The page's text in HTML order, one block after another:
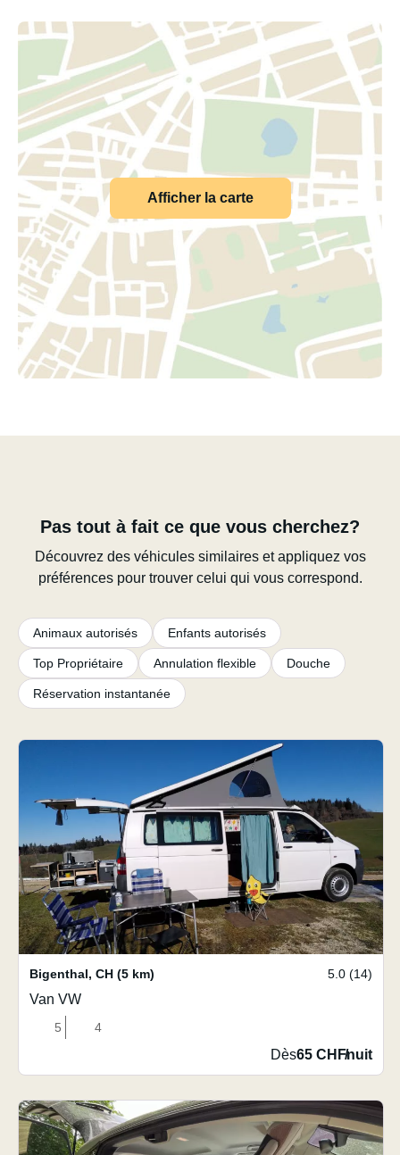
Afficher la carte
Pas tout à fait ce que vous cherchez?
Découvrez des véhicules similaires et appliquez vos
préférences pour trouver celui qui vous correspond.
Animaux autorisés Enfants autorisés
Top Propriétaire Annulation flexible Douche
Réservation instantanée
Bigenthal, CH (5 km) 5.0 (14)
Van VW
5 4
Dès65 CHF/nuit